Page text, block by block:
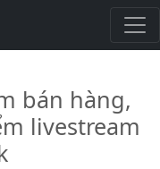
bán hàng,
livestream